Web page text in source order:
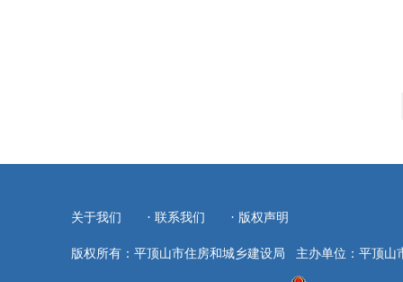
关于我们 · 联系我们 · 版权声明
版权所有：平顶山市住房和城乡建设局 主办单位：平顶山